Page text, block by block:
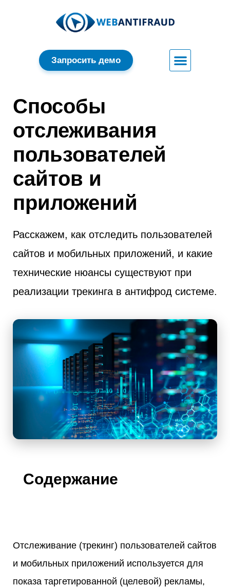
Запросить демо
Способы
отслеживания
пользователей
сайтов и
приложений
Расскажем, как отследить пользователей
сайтов и мобильных приложений, и какие
технические нюансы существуют при
реализации трекинга в антифрод системе.
Содержание
Отслеживание (трекинг) пользователей сайтов
и мобильных приложений используется для
показа таргетированной (целевой) рекламы,